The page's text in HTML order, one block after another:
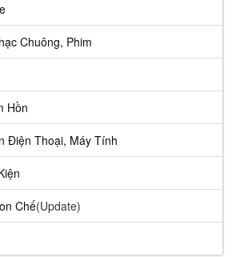
Chuông, Phim
Hồn
Điện Thoại, Máy Tính
Chế(Update)